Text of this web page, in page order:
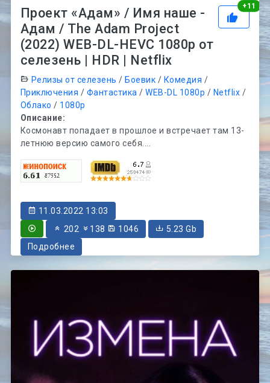
+11
Проект «Адам» / Имя наше -
Адам / The Adam Project
(2022) WEB-DL-HEVC 1080p от
селезень | HDR | Netflix
Релизы от селезень / Боевик / Комедия /
Приключения / Фантастика /WEB-DL 1080p / Netflix /
Облако / 1080p
Описание:
Космонавт попадает в прошлое и встречает там 13-
летнюю версию самого себя....
11.03.2022 13:03
202
138 1046
5.23 Gb
Подробнее